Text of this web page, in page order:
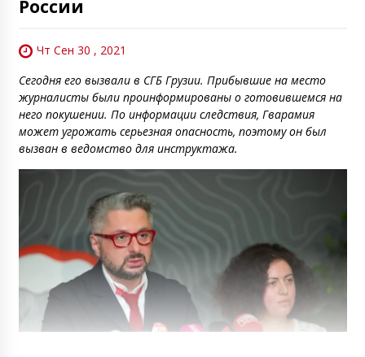
России
Чт Сен 30 , 2021
Сегодня его вызвали в СГБ Грузии. Прибывшие на место
журналисты были проинформированы о готовившемся на
него покушении. По информации следствия, Гварамия
может угрожать серьезная опасность, поэтому он был
вызван в ведомство для инструктажа.